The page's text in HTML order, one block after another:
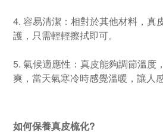
4. 容易清潔：相對於其他材料，真
護，只需輕輕擦拭即可。
5. 氣候適應性：真皮能夠調節溫度
爽，當天氣寒冷時感覺溫暖，讓人
如何保養真皮梳化?